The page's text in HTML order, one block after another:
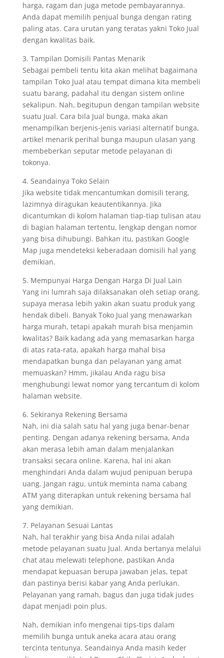
harga, ragam dan juga metode pembayarannya.
Anda dapat memilih penjual bunga dengan rating
paling atas. Cara urutan yang teratas yakni Toko Jual
dengan kwalitas baik.
3. Tampilan Domisili Pantas Menarik
Sebagai pembeli tentu kita akan melihat bagaimana
tampilan Toko Jual atau tempat dimana kita membeli
suatu barang, padahal itu dengan sistem online
sekalipun. Nah, begitupun dengan tampilan website
suatu Jual. Cara bila Jual bunga, maka akan
menampilkan berjenis-jenis variasi alternatif bunga,
artikel menarik perihal bunga maupun ulasan yang
membeberkan seputar metode pelayanan di
tokonya.
4. Seandainya Toko Selain
Jika website tidak mencantumkan domisili terang,
lazimnya diragukan keautentikannya. Jika
dicantumkan di kolom halaman tiap-tiap tulisan atau
di bagian halaman tertentu, lengkap dengan nomor
yang bisa dihubungi. Bahkan itu, pastikan Google
Map juga mendeteksi keberadaan domisili hal yang
demikian.
5. Mempunyai Harga Dengan Harga Di Jual Lain
Yang ini lumrah saja dilaksanakan oleh setiap orang,
supaya merasa lebih yakin akan suatu produk yang
hendak dibeli. Banyak Toko Jual yang menawarkan
harga murah, tetapi apakah murah bisa menjamin
kwalitas? Baik kadang ada yang memasarkan harga
di atas rata-rata, apakah harga mahal bisa
mendapatkan bunga dan pelayanan yang amat
memuaskan? Hmm, jikalau Anda ragu bisa
menghubungi lewat nomor yang tercantum di kolom
halaman website.
6. Sekiranya Rekening Bersama
Nah, ini dia salah satu hal yang juga benar-benar
penting. Dengan adanya rekening bersama, Anda
akan merasa lebih aman dalam menjalankan
transaksi secara online. Karena, hal ini akan
menghindari Anda dalam wujud penipuan berupa
uang. Jangan ragu, untuk meminta nama cabang
ATM yang diterapkan untuk rekening bersama hal
yang demikian.
7. Pelayanan Sesuai Lantas
Nah, hal terakhir yang bisa Anda nilai adalah
metode pelayanan suatu Jual. Anda bertanya melalui
chat atau melewati telephone, pastikan Anda
mendapat kepuasan berupa jawaban jelas, tepat
dan pastinya berisi kabar yang Anda perlukan.
Pelayanan yang ramah, bagus dan juga tidak judes
dapat menjadi poin plus.
Nah, demikian info mengenai tips-tips dalam
memilih bunga untuk aneka acara atau orang
tercinta tentunya. Seandainya Anda masih keder